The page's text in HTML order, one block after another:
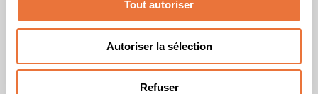
Tout autoriser
Autoriser la sélection
Refuser
Téléphone